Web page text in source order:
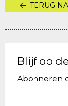
TERUG
Blijf op
Abonneren